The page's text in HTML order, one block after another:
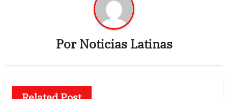
PorNoticias Latinas